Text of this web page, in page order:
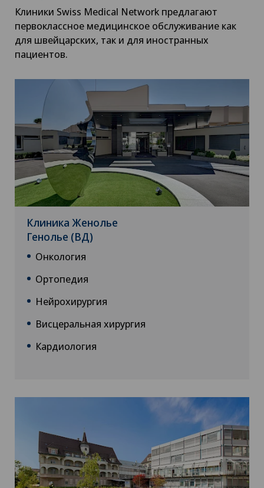
Клиники Swiss Medical Network предлагают
первоклассное медицинское обслуживание как
для швейцарских, так и для иностранных
пациентов.
Клиника Женолье
Генолье (ВД)
Онкология
Ортопедия
Нейрохирургия
Висцеральная хирургия
Кардиология